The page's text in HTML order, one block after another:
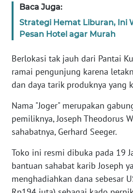
Baca Juga:
Strategi Hemat Liburan, Ini
Pesan Hotel agar Murah
Berlokasi tak jauh dari Pantai
ramai pengunjung karena
dan daya tarik produknya yang
Nama "Joger" merupakan
pemiliknya, Joseph Theodorus
sahabatnya, Gerhard Seeger.
Toko ini resmi dibuka pada 19
bantuan sahabat karib Joseph
menghadiahkan dana sebesar
BANTEN
WN
WN
KEPRI
WN
PAPUA
BARAT
WN